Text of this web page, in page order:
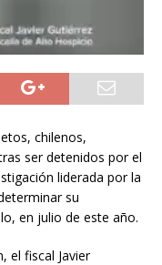
chilenos,
ser detenidos por el
liderada por la
su
en julio de este año.
el fiscal Javier